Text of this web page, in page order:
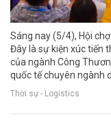
Sáng nay (5/4), Hội
Đây là sự kiện xúc tiến
của ngành Công
quốc tế chuyên ngành
Thời sự - Logistics